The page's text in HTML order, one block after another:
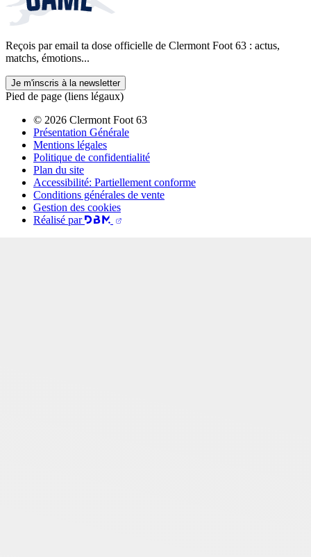
Reçois par email ta dose officielle de Clermont Foot 63 : actus,
matchs, émotions...
Je m'inscris à la newsletter
Pied de page (liens légaux)
© 2026 Clermont Foot 63
Présentation Générale
Mentions légales
Politique de confidentialité
Plan du site
Accessibilité: Partiellement conforme
Conditions générales de vente
Gestion des cookies
Réalisé par